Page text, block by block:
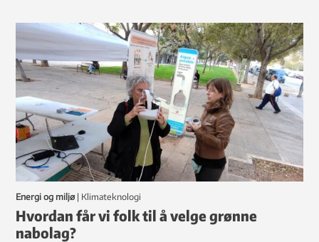
Energi og miljø | klimateknologi
Hvordan får vi folk til å velge grønne
nabolag?